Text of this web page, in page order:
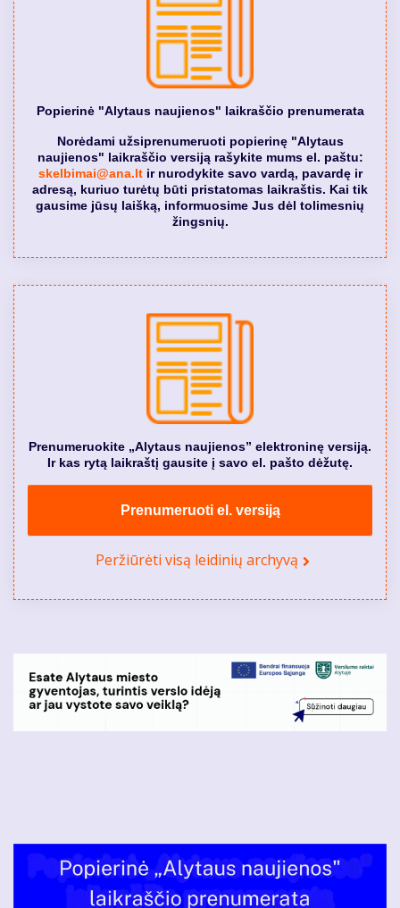
Popierinė "Alytaus naujienos" laikraščio prenumerata
Norėdami užsiprenumeruoti popierinę "Alytaus
naujienos" laikraščio versiją rašykite mums el. paštu:
skelbimai@ana.ltir nurodykite savo vardą, pavardę ir
adresą, kuriuo turėtų būti pristatomas laikraštis. Kai tik
gausime jūsų laišką, informuosime Jus dėl tolimesnių
žingsnių.
Prenumeruokite „Alytaus naujienos” elektroninę versiją.
Ir kas rytą laikraštį gausite į savo el. pašto dėžutę.
Prenumeruoti el. versiją
Peržiūrėti visą leidinių archyvą